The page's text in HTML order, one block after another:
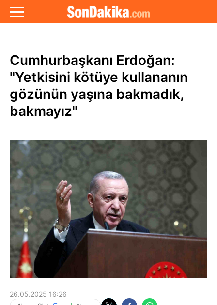
Cumhurbaşkanı Erdoğan:
"Yetkisini kötüye kullananın
gözünün yaşına bakmadık,
bakmayız"
26.05.2025 16:26